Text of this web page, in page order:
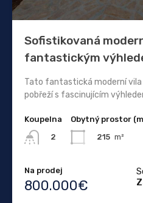
Sofistikovaná
fantastickým
Tato fantastická moderní vila
pobřeží s fascinujícím
Koupelna
2
Obytný prostor
215 m²
Na prodej
800.000€